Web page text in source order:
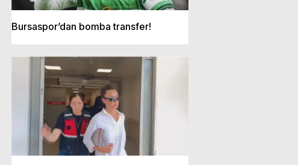
Bursaspor’dan bomba transfer!